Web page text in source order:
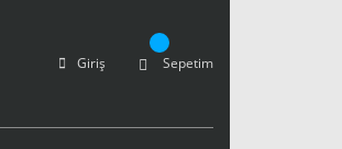
Giriş Sepetim